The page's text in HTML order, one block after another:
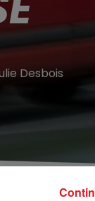
Desbois